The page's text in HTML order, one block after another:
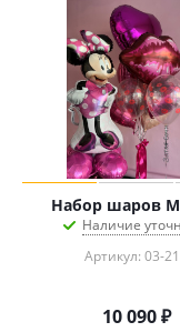
Набор шаров
Наличие
Артикул: 03-
10 090₽